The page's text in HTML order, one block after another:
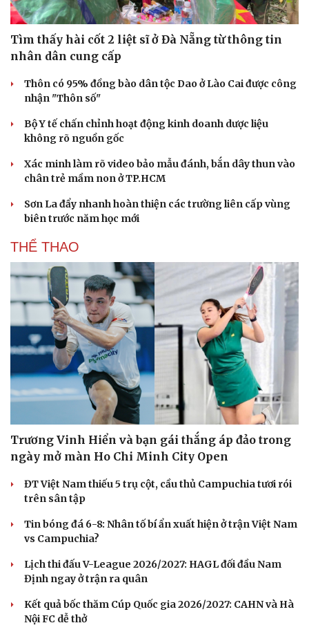
Sân khấu - Điện ảnh
Âm nhạc
Giải trí
Tìm thấy hài cốt 2 liệt sĩ ở Đà Nẵng từ thông tin
nhân dân cung cấp
Thôn có 95% đồng bào dân tộc Dao ở Lào Cai được công
nhận "Thôn số"
Bộ Y tế chấn chỉnh hoạt động kinh doanh dược liệu
không rõ nguồn gốc
Xác minh làm rõ video bảo mẫu đánh, bắn dây thun vào
chân trẻ mầm non ở TP.HCM
Sơn La đẩy nhanh hoàn thiện các trường liên cấp vùng
biên trước năm học mới
THỂ THAO
Trương Vinh Hiển và bạn gái thắng áp đảo trong
ngày mở màn Ho Chi Minh City Open
ĐT Việt Nam thiếu 5 trụ cột, cầu thủ Campuchia tươi rói
trên sân tập
Tin bóng đá 6-8: Nhân tố bí ẩn xuất hiện ở trận Việt Nam
vs Campuchia?
Lịch thi đấu V-League 2026/2027: HAGL đối đầu Nam
Định ngay ở trận ra quân
Kết quả bốc thăm Cúp Quốc gia 2026/2027: CAHN và Hà
Nội FC dễ thở